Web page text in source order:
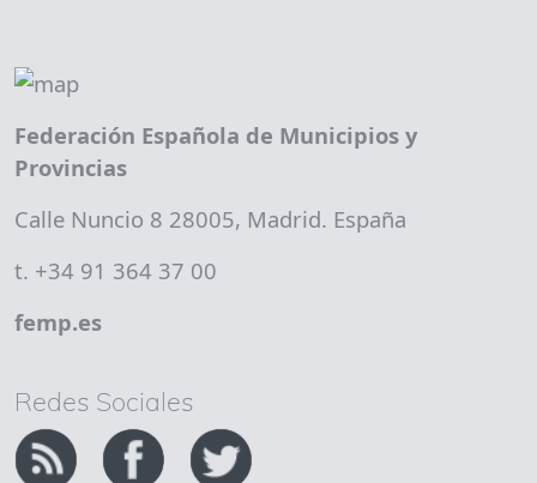
Federación Española de Municipios y
Provincias
Calle Nuncio 8 28005, Madrid. España
t. +34 91 364 37 00
femp.es
Redes Sociales